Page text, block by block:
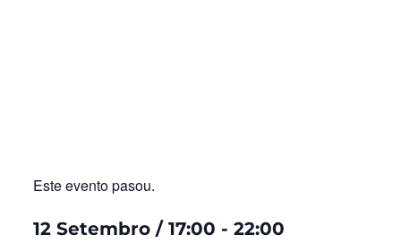
Este evento pasou.
12 Setembro / 17:00 - 22:00